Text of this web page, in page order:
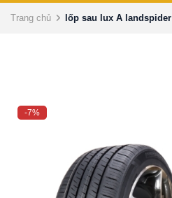
Trang chủ lốp sau lux A landspider
-7%